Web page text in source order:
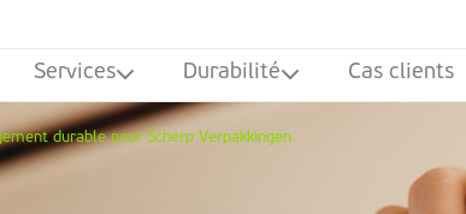
Services Durabilité Cas clients
durable pour Scherp Verpakkingen